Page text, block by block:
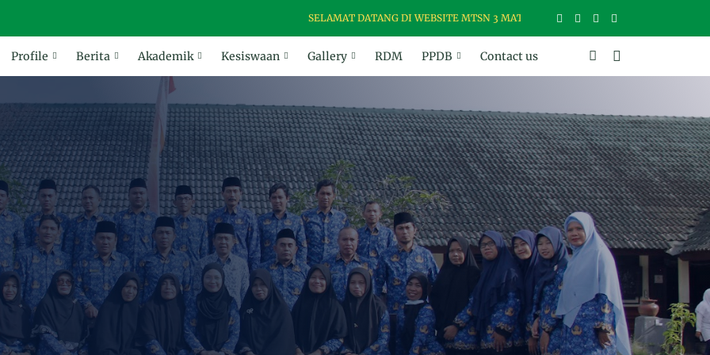
SELAMAT DATANG DI WEBSITE MTSN 3 MATARAM, MADRASAH USWAH (UNGGUL, SANTUN,
Profile Berita Akademik Kesiswaan Gallery RDM PPDB Contact us